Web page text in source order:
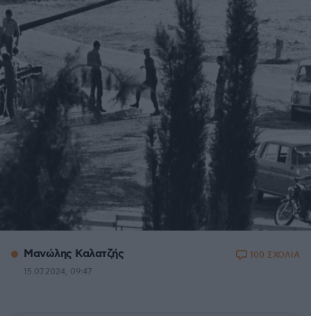
Μανώλης Καλατζής
15.07.2024, 09:47
100 ΣΧΟΛΙΑ